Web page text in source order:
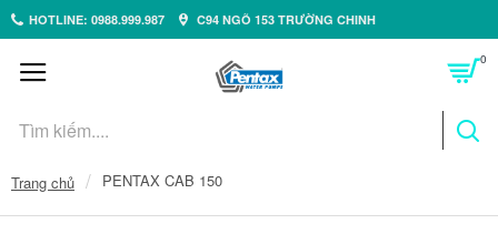
HOTLINE: 0988.999.987 C94 NGÕ 153 TRƯỜNG CHINH
0
Trang chủ PENTAX CAB 150